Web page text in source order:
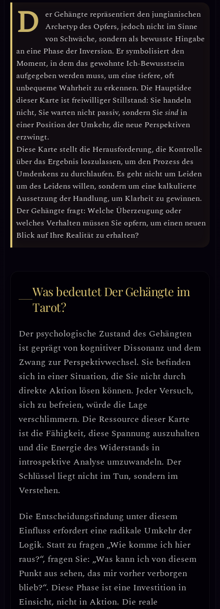
D er Gehängte repräsentiert den jungianischen
Archetyp des Opfers, jedoch nicht im Sinne
von Schwäche, sondern als bewusste Hingabe
an eine Phase der Inversion. Er symbolisiert den
Moment, in dem das gewohnte Ich-Bewusstsein
aufgegeben werden muss, um eine tiefere, oft
unbequeme Wahrheit zu erkennen. Die Hauptidee
dieser Karte ist freiwilliger Stillstand: Sie handeln
nicht, Sie warten nicht passiv, sondern Sie sind in
einer Position der Umkehr, die neue Perspektiven
erzwingt.
Diese Karte stellt die Herausforderung, die Kontrolle
über das Ergebnis loszulassen, um den Prozess des
Umdenkens zu durchlaufen. Es geht nicht um Leiden
um des Leidens willen, sondern um eine kalkulierte
Aussetzung der Handlung, um Klarheit zu gewinnen.
Der Gehängte fragt: Welche Überzeugung oder
welches Verhalten müssen Sie opfern, um einen neuen
Blick auf Ihre Realität zu erhalten?
Was bedeutet Der Gehängte im
Tarot?
Der psychologische Zustand des Gehängten
ist geprägt von kognitiver Dissonanz und dem
Zwang zur Perspektivwechsel. Sie befinden
sich in einer Situation, die Sie nicht durch
direkte Aktion lösen können. Jeder Versuch,
sich zu befreien, würde die Lage
verschlimmern. Die Ressource dieser Karte
ist die Fähigkeit, diese Spannung auszuhalten
und die Energie des Widerstands in
introspektive Analyse umzuwandeln. Der
Schlüssel liegt nicht im Tun, sondern im
Verstehen.
Die Entscheidungsfindung unter diesem
Einfluss erfordert eine radikale Umkehr der
Logik. Statt zu fragen „Wie komme ich hier
raus?“, fragen Sie: „Was kann ich von diesem
Punkt aus sehen, das mir vorher verborgen
blieb?“. Diese Phase ist eine Investition in
Einsicht, nicht in Aktion. Die reale